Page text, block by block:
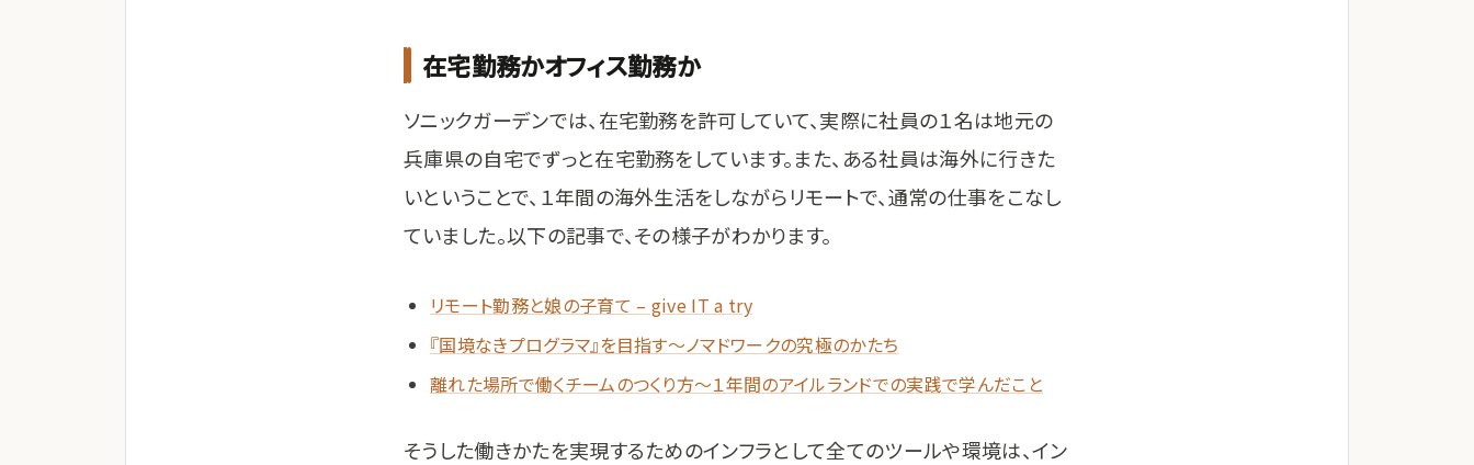
在宅勤務かオフィス勤務か
ソニックガーデンでは、在宅勤務を許可していて、実際に社員の１名は地元の
兵庫県の自宅でずっと在宅勤務をしています。また、ある社員は海外に行きた
いということで、１年間の海外生活をしながらリモートで、通常の仕事をこなし
ていました。以下の記事で、その様子がわかります。
リモート勤務と娘の子育て – give IT a try
『国境なきプログラマ』を目指す～ノマドワークの究極のかたち
離れた場所で働くチームのつくり方〜１年間のアイルランドでの実践で学んだこと
そうした働きかたを実現するためのインフラとして全てのツールや環境は、イン